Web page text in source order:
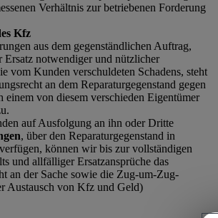
Verhältnis zur betriebenen Forderung
Kfz
aus dem gegenständlichen Auftrag,
Ersatz notwendiger und nützlicher
vom Kunden verschuldeten Schadens, steht
an dem Reparaturgegenstand gegen
einem von diesem verschieden Eigentümer
auf Ausfolgung an ihn oder Dritte
, über den Reparaturgegenstand in
können wir bis zur vollständigen
und allfälliger Ersatzansprüche das
an der Sache sowie die Zug-um-Zug-
Austausch von Kfz und Geld)